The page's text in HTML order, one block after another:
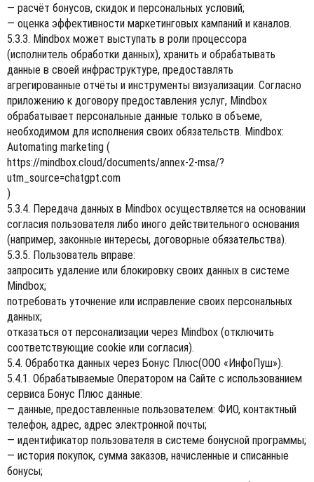
— расчёт бонусов, скидок и персональных условий;
— оценка эффективности маркетинговых кампаний и каналов.
5.3.3. Mindbox может выступать в роли процессора
(исполнитель обработки данных), хранить и обрабатывать
данные в своей инфраструктуре, предоставлять
агрегированные отчёты и инструменты визуализации. Согласно
приложению к договору предоставления услуг, Mindbox
обрабатывает персональные данные только в объеме,
необходимом для исполнения своих обязательств. Mindbox:
Automating marketing (
https://mindbox.cloud/documents/annex-2-msa/?
utm_source=chatgpt.com
)
5.3.4. Передача данных в Mindbox осуществляется на основании
согласия пользователя либо иного действительного основания
(например, законные интересы, договорные обязательства).
5.3.5. Пользователь вправе:
запросить удаление или блокировку своих данных в системе
Mindbox;
потребовать уточнение или исправление своих персональных
данных;
отказаться от персонализации через Mindbox (отключить
соответствующие cookie или согласия).
5.4. Обработка данных через Бонус Плюс(ООО «ИнфоПуш»).
5.4.1. Обрабатываемые Оператором на Сайте с использованием
сервиса Бонус Плюс данные:
— данные, предоставленные пользователем: ФИО, контактный
телефон, адрес, адрес электронной почты;
— идентификатор пользователя в системе бонусной программы;
— история покупок, сумма заказов, начисленные и списанные
бонусы;